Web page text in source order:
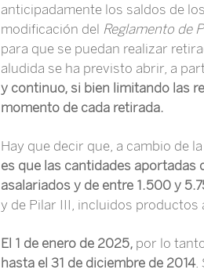
anticipadamente los saldos de
modificación del Reglamento de
para que se puedan realizar
aludida se ha previsto abrir, a
y continuo, si bien limitando las
momento de cada retirada.
Hay que decir que, a cambio de
es que las cantidades aportadas
asalariados y de entre 1.500 y
y de Pilar III, incluidos productos
El 1 de enero de 2025, por lo
hasta el 31 de diciembre de 2014.